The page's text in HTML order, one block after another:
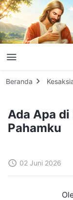
Beranda
Ada Apa
Pahamku
02 Juni 2026